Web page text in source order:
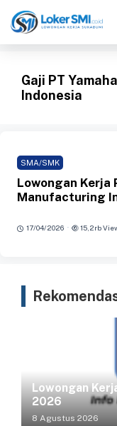
ke
Gaji PT
Indonesia
SMA/SMK
Lowongan Kerja
Manufacturing
17/04/2026 · 15,2rb
Lowongan
2026
8 Agustus 2026